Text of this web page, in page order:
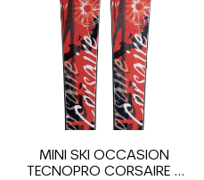
MINI SKI OCCASION
TECNOPRO CORSAIRE +